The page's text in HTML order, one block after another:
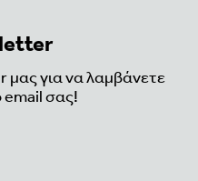
μας για να λαμβάνετε
email σας!